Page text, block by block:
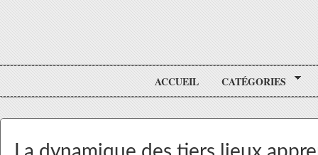
ACCUEIL CATÉGORIES